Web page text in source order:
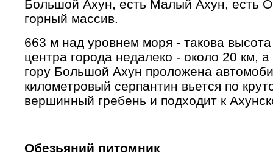
Большой Ахун, есть Малый Ахун, есть
горный массив.
663 м над уровнем моря - такова
центра города недалеко - около 20 км,
гору Большой Ахун проложена
километровый серпантин вьется по
вершинный гребень и подходит к
Обезьяний питомник